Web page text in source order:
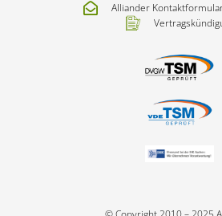
Alliander